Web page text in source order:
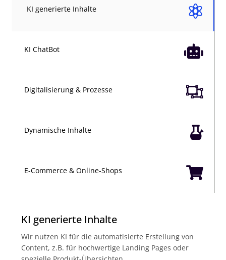

KI generierte Inhalte

KI ChatBot

Digitalisierung & Prozesse

Dynamische Inhalte

E-Commerce & Online-Shops
KI generierte Inhalte
Wir nutzen KI für die automatisierte Erstellung von
Content, z.B. für hochwertige Landing Pages oder